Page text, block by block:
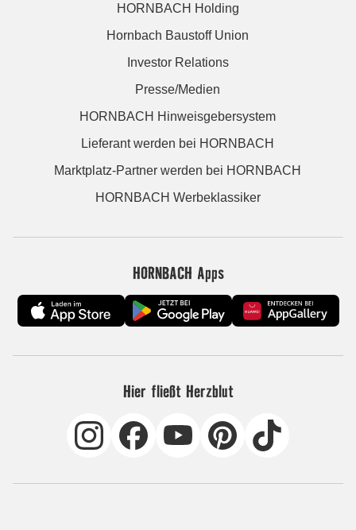
HORNBACH Holding
Hornbach Baustoff Union
Investor Relations
Presse/Medien
HORNBACH Hinweisgebersystem
Lieferant werden bei HORNBACH
Marktplatz-Partner werden bei HORNBACH
HORNBACH Werbeklassiker
HORNBACH Apps
Hier fließt Herzblut